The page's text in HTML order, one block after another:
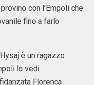
con l’Empoli che
fino a farlo
Hysaj è un ragazzo
lo vedi
Florenca